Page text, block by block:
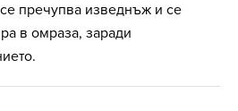
пречупва изведнъж и се
в омраза, заради